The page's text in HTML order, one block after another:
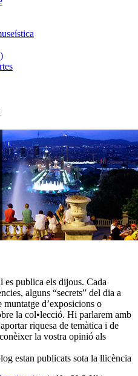
publica els dijous. Cada
alguns “secrets” del dia a
muntatge d’exposicions o
la col•lecció. Hi parlarem amb
riquesa de temàtica i de
la vostra opinió als
estan publicats sota la llicència